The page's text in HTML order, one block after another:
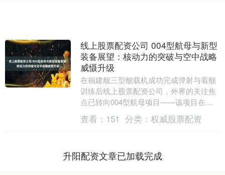
线上股票配资公司 004型航母与新型
装备展望：核动力的突破与空中战略
威慑升级
在福建舰三型舰载机成功完成弹射与着舰
训练后线上股票配资公司，外界的关注焦
点已转向004型航母项目——该项目在
2025年已进入实质推进阶段。 据透露，
004型航母....
查看： 151 分类： 权威股票配资
升阳配资文章已加载完成